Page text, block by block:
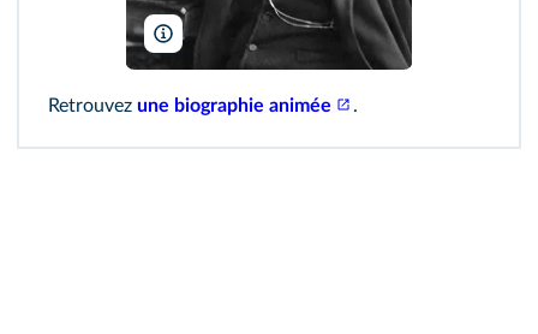
Deelight/Wikimedia
Retrouvez une biographie animée .